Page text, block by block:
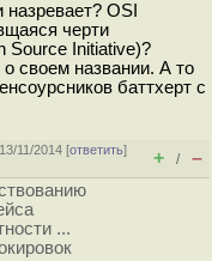
OSI
черти
Source Initiative)?
своем названии. А то
баттхерт с
11/2014 [ответить]
+ / –
...